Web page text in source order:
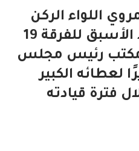
اللواء الركن
طارق سعود، القائد الأسبق للفرقة 19
مكتب رئيس مجلس
لعطائه الكبير
فترة قيادته